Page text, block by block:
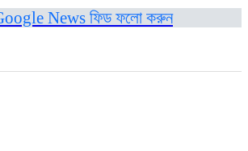
Google News ফিড ফলো করুন